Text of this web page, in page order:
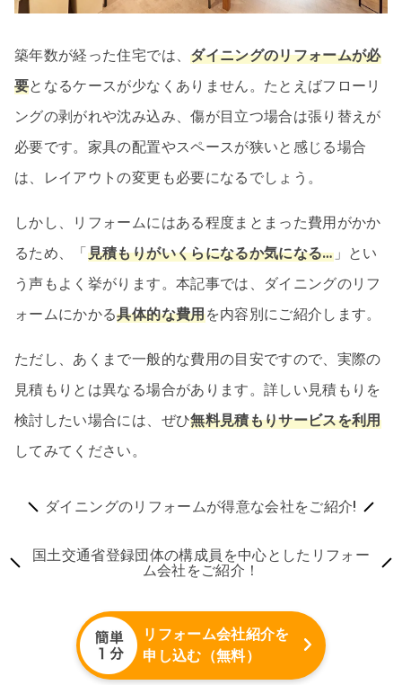
築年数が経った住宅では、ダイニングのリフォームが必
要となるケースが少なくありません。たとえばフローリ
ングの剥がれや沈み込み、傷が目立つ場合は張り替えが
必要です。家具の配置やスペースが狭いと感じる場合
は、レイアウトの変更も必要になるでしょう。
しかし、リフォームにはある程度まとまった費用がかか
るため、「 見積もりがいくらになるか気になる…」とい
う声もよく挙がります。本記事では、ダイニングのリフ
ォームにかかる具体的な費用を内容別にご紹介します。
ただし、あくまで一般的な費用の目安ですので、実際の
見積もりとは異なる場合があります。詳しい見積もりを
検討したい場合には、ぜひ無料見積もりサービスを利用
してみてください。
ダイニングのリフォームが得意な会社をご紹介!
国土交通省登録団体の構成員を中心としたリフォー
ム会社をご紹介！
リフォーム会社紹介を
申し込む（無料）